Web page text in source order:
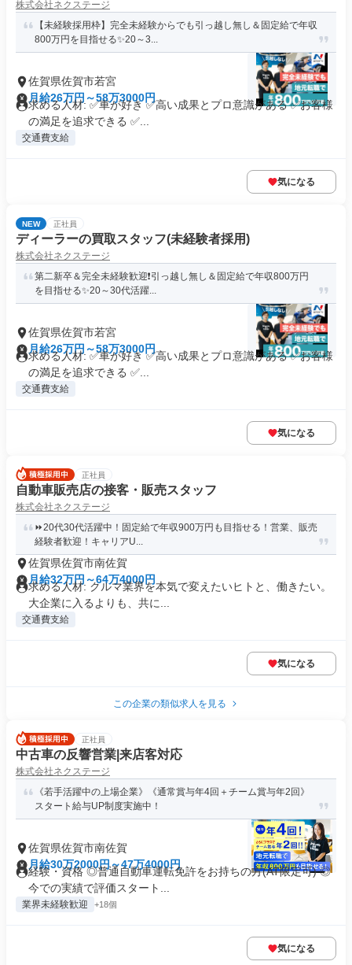
株式会社ネクステージ
【未経験採用枠】完全未経験からでも引っ越し無し＆固定給で年収
800万円を目指せる✨20～3...
佐賀県佐賀市若宮
月給26万円～58万3000円
求める人材: ✅車が好き ✅高い成果とプロ意識がある ✅お客様
の満足を追求できる ✅...
交通費支給
気になる
NEW 正社員
ディーラーの買取スタッフ(未経験者採用)
株式会社ネクステージ
第二新卒＆完全未経験歓迎❗引っ越し無し＆固定給で年収800万円
を目指せる✨20～30代活躍...
佐賀県佐賀市若宮
月給26万円～58万3000円
求める人材: ✅車が好き ✅高い成果とプロ意識がある ✅お客様
の満足を追求できる ✅...
交通費支給
気になる
正社員
自動車販売店の接客・販売スタッフ
株式会社ネクステージ
⏩️20代30代活躍中！固定給で年収900万円も目指せる！営業、販売
経験者歓迎！キャリアU...
佐賀県佐賀市南佐賀
月給32万円～64万4000円
求める人材: クルマ業界を本気で変えたいヒトと、働きたい。
大企業に入るよりも、共に...
交通費支給
気になる
この企業の類似求人を見る
正社員
中古車の反響営業|来店客対応
株式会社ネクステージ
《若手活躍中の上場企業》《通常賞与年4回＋チーム賞与年2回》
スタート給与UP制度実施中！
佐賀県佐賀市南佐賀
月給30万2000円～47万4000円
経験・資格 ◎普通自動車運転免許をお持ちの方(AT限定可) ◎
今での実績で評価スタート...
業界未経験歓迎 +18個
気になる